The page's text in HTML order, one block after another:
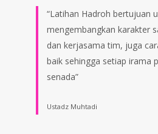
“Latihan Hadroh bertujuan
mengembangkan karakter
dan kerjasama tim, juga
baik sehingga setiap irama
senada”
Ustadz Muhtadi